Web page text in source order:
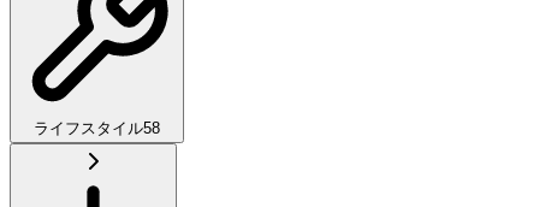
ライフスタイル58